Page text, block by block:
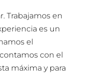
Trabajamos en
es un
el
con el
máxima y para